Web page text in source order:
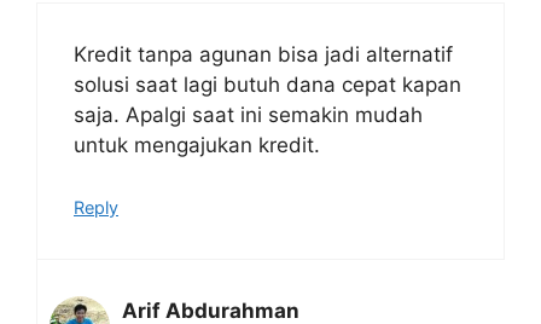
Kredit tanpa agunan bisa jadi alternatif
solusi saat lagi butuh dana cepat kapan
saja. Apalgi saat ini semakin mudah
untuk mengajukan kredit.
Reply
Arif Abdurahman